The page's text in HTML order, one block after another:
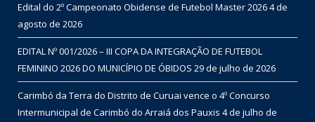
Edital do 2º Campeonato Obidense de Futebol Master 20264 de
agosto de 2026
EDITAL Nº 001/2026 – III COPA DA INTEGRAÇÃO DE FUTEBOL
FEMININO 2026 DO MUNICÍPIO DE ÓBIDOS 29 de julho de 2026
Carimbó da Terra do Distrito de Curuai vence o 4º Concurso
Intermunicipal de Carimbó do Arraiá dos Pauxis 4 de julho de